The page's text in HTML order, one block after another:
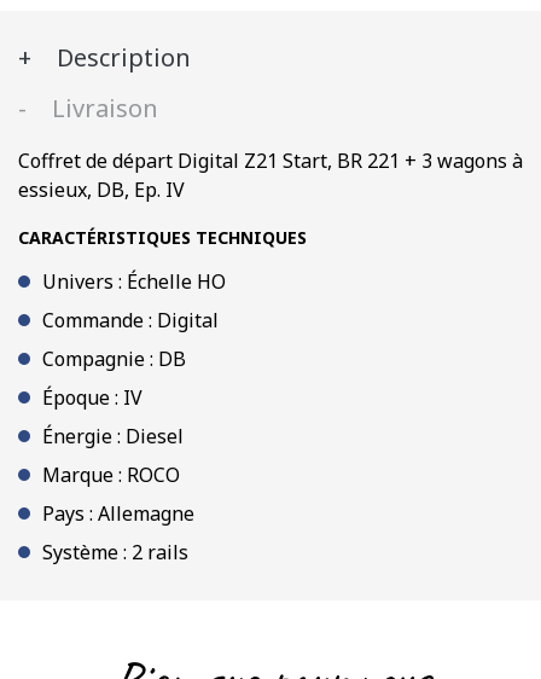
Description
Livraison
Coffret de départ Digital Z21 Start, BR 221 + 3 wagons à
essieux, DB, Ep. IV
CARACTÉRISTIQUES TECHNIQUES
Univers : Échelle HO
Commande : Digital
Compagnie : DB
Époque : IV
Énergie : Diesel
Marque : ROCO
Pays : Allemagne
Système : 2 rails